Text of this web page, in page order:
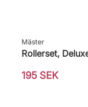
Mäster
Rollerset,
195 SEK